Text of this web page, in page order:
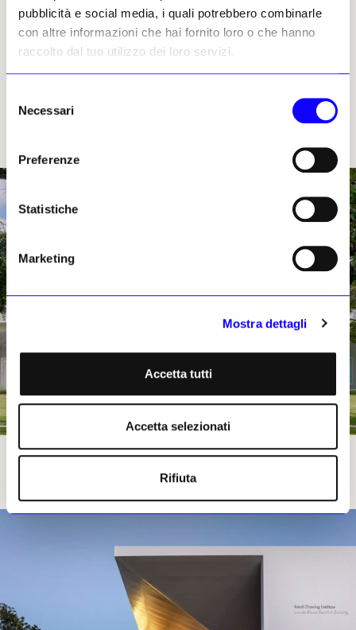
pubblicità e social media, i quali potrebbero combinarle
con altre informazioni che hai fornito loro o che hanno
raccolto dal tuo utilizzo dei loro servizi.
delNecessari
Preferenze
Statistiche
Marketing
Mostra dettagli
Accetta tutti
Accetta selezionati
Rifiuta
Isabella Stewart Gardner Museum| Boston,
Massachusetts
Harward Arts Museums, Cambridge,
Massachusetts
Menil Collection
Main Building, Menil Collection, Houston